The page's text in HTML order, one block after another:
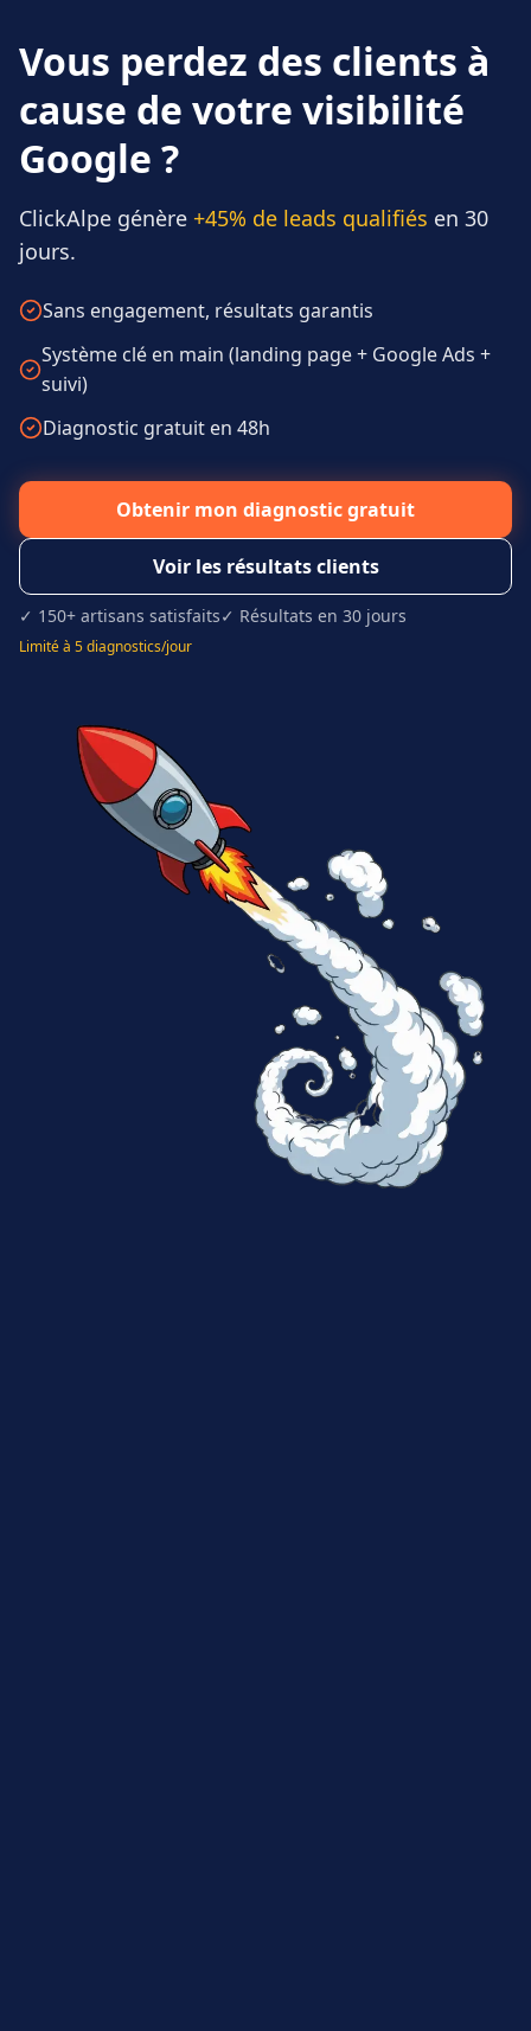
Vous perdez des clients à
cause de votre visibilité
Google ?
ClickAlpe génère +45% de leads qualifiés en 30
jours.
Sans engagement, résultats garantis
Système clé en main (landing page + Google Ads +
suivi)
Diagnostic gratuit en 48h
Obtenir mon diagnostic gratuit
Voir les résultats clients
✓ 150+ artisans satisfaits✓ Résultats en 30 jours
Limité à 5 diagnostics/jour